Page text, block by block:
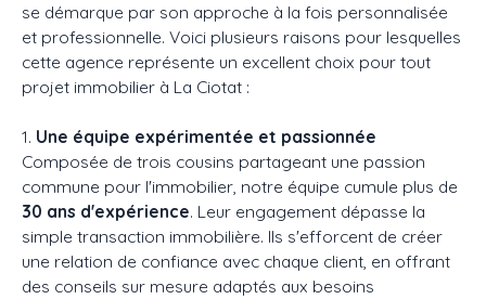
se démarque par son approche à la fois personnalisée
et professionnelle. Voici plusieurs raisons pour lesquelles
cette agence représente un excellent choix pour tout
projet immobilier à La Ciotat :
1. Une équipe expérimentée et passionnée
Composée de trois cousins partageant une passion
commune pour l'immobilier, notre équipe cumule plus de
30 ans d'expérience. Leur engagement dépasse la
simple transaction immobilière. Ils s'efforcent de créer
une relation de confiance avec chaque client, en offrant
des conseils sur mesure adaptés aux besoins